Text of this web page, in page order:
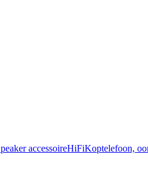
accessoireHiFiKoptelefoon,